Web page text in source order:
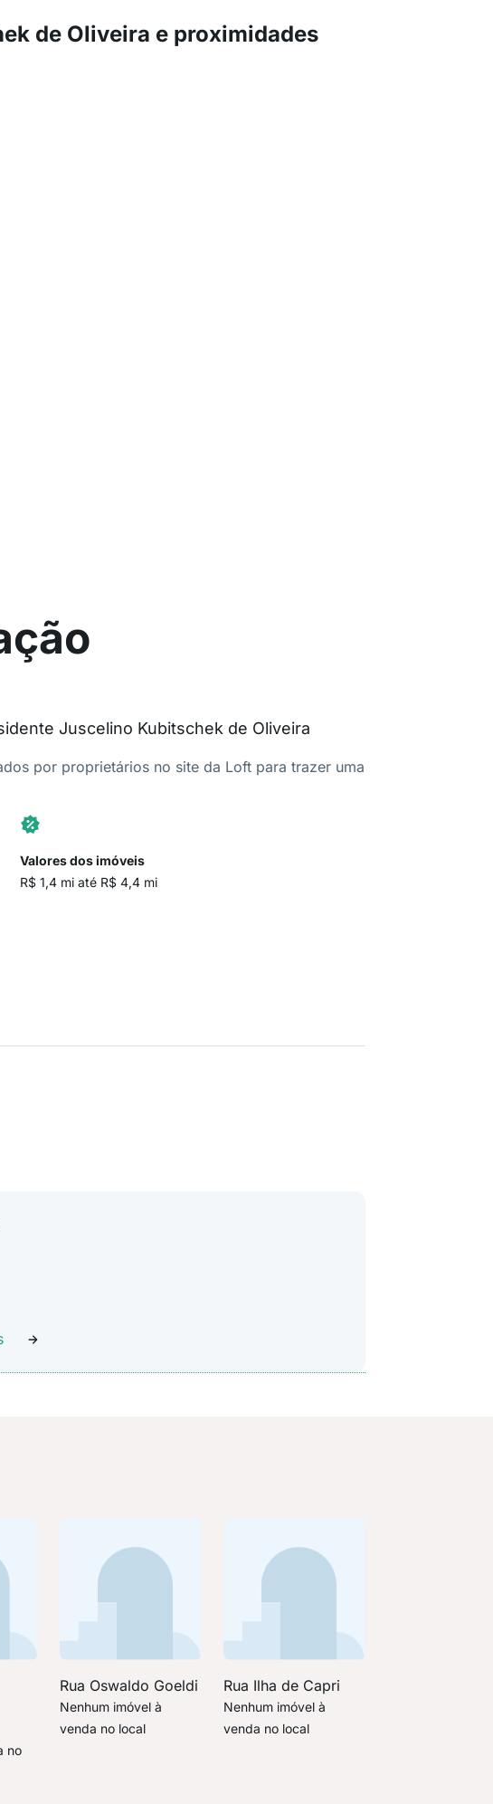
de Oliveira e proximidades
Juscelino Kubitschek de Oliveira
por proprietários no site da Loft para trazer uma
Valores dos imóveis
R$ 1,4 mi até R$ 4,4 mi
no
Rua Oswaldo Goeldi
Nenhum imóvel à
venda no local
Rua Ilha de Capri
Nenhum imóvel à
venda no local